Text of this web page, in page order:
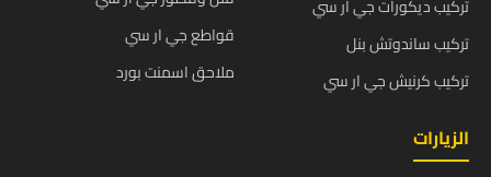
تركيب ديكورات جي ار سي
تركيب ساندوتش بنل
تركيب كرنيش جي ار سي
قواطع جي ار سي
ملاحق اسمنت بورد
الزيارات